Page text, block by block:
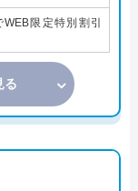
限定特別割引
る